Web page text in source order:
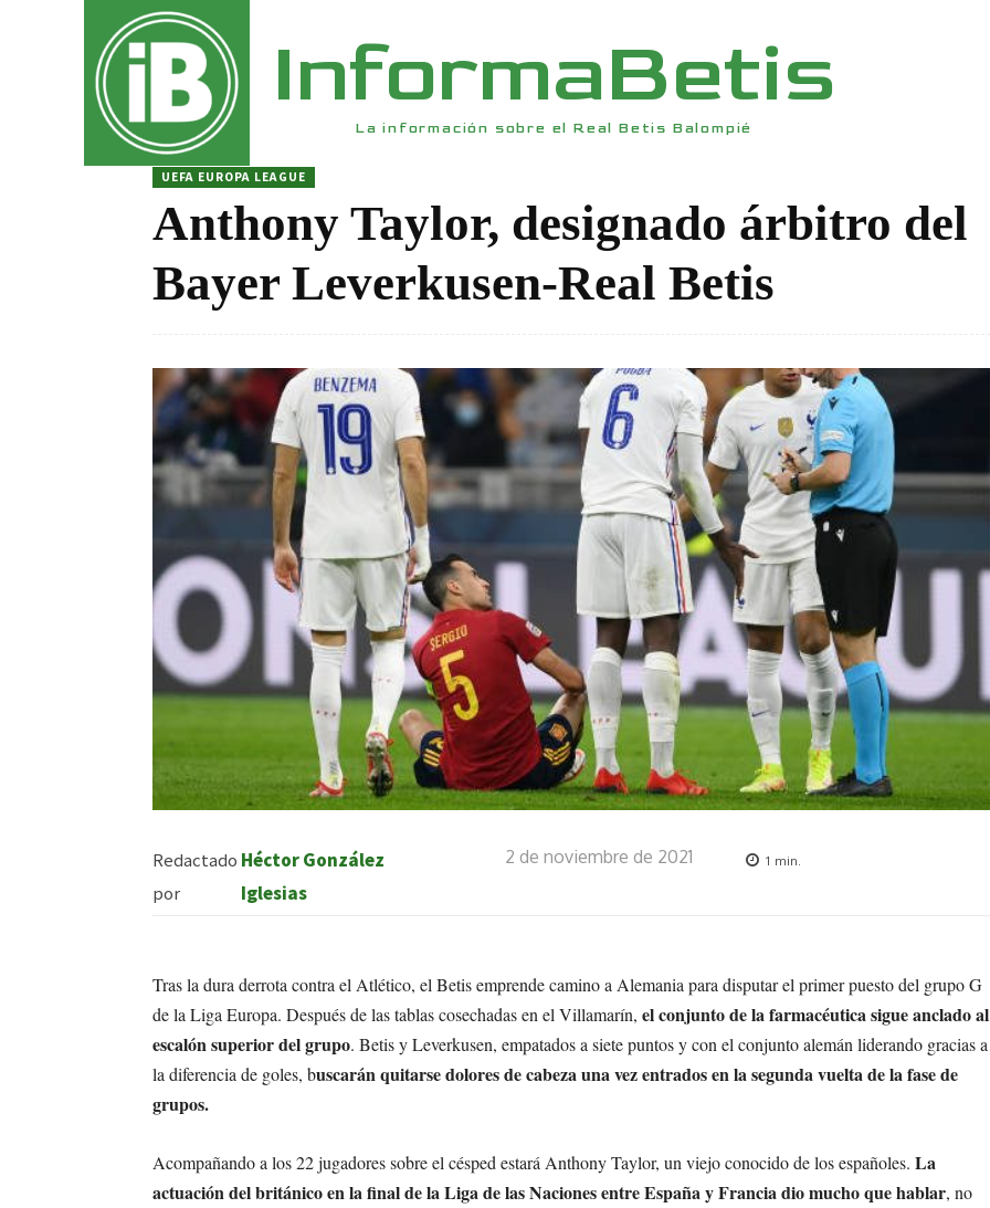
InformaBetis
La información sobre el Real Betis Balompié
UEFA EUROPA LEAGUE
Anthony Taylor, designado árbitro del
Bayer Leverkusen-Real Betis
Redactado
por
Héctor González
Iglesias
2 de noviembre de 2021 1 min.
Tras la dura derrota contra el Atlético, el Betis emprende camino a Alemania para disputar el primer puesto del grupo G
de la Liga Europa. Después de las tablas cosechadas en el Villamarín, el conjunto de la farmacéutica sigue anclado al
escalón superior del grupo. Betis y Leverkusen, empatados a siete puntos y con el conjunto alemán liderando gracias a
la diferencia de goles, buscarán quitarse dolores de cabeza una vez entrados en la segunda vuelta de la fase de
grupos.
Acompañando a los 22 jugadores sobre el césped estará Anthony Taylor, un viejo conocido de los españoles. La
actuación del británico en la final de la Liga de las Naciones entre España y Francia dio mucho que hablar, no